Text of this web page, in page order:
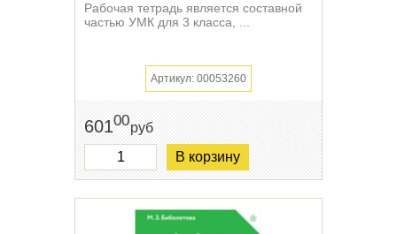
Рабочая тетрадь является составной
частью УМК для 3 класса, ...
Артикул: 00053260
60100руб
В корзину